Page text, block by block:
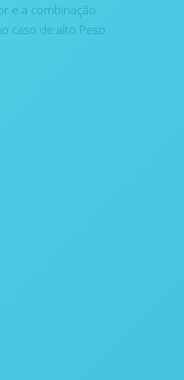
e a combinação
caso de alto Peso